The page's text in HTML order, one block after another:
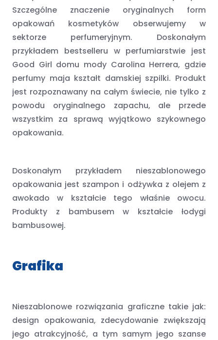
Szczególne znaczenie oryginalnych form
opakowań kosmetyków obserwujemy w
sektorze perfumeryjnym. Doskonałym
przykładem bestselleru w perfumiarstwie jest
Good Girl domu mody Carolina Herrera, gdzie
perfumy maja kształt damskiej szpilki. Produkt
jest rozpoznawany na całym świecie, nie tylko z
powodu oryginalnego zapachu, ale przede
wszystkim za sprawą wyjątkowo szykownego
opakowania.
Doskonałym przykładem nieszablonowego
opakowania jest szampon i odżywka z olejem z
awokado w kształcie tego właśnie owocu.
Produkty z bambusem w kształcie łodygi
bambusowej.
Grafika
Nieszablonowe rozwiązania graficzne takie jak:
design opakowania, zdecydowanie zwiększają
jego atrakcyjność, a tym samym jego szanse